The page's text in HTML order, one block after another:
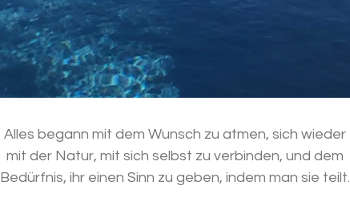
Alles begann mit dem Wunsch zu atmen, sich wieder
mit der Natur, mit sich selbst zu verbinden, und dem
Bedürfnis, ihr einen Sinn zu geben, indem man sie teilt.